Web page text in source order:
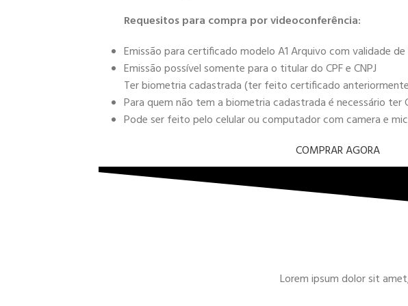
Requesitos para compra por videoconferência:
Emissão para certificado modelo A1 Arquivo com validade de
Emissão possível somente para o titular do CPF e CNPJ
Ter biometria cadastrada (ter feito certificado
Para quem não tem a biometria cadastrada é necessário ter
Pode ser feito pelo celular ou computador com camera e
COMPRAR AGORA
Lorem ipsum dolor sit